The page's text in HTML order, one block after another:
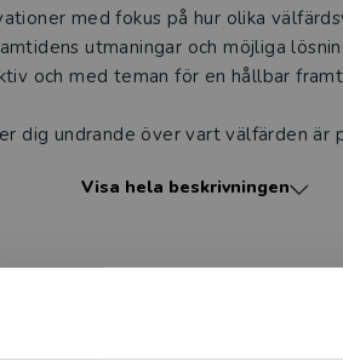
med fokus på hur olika
utmaningar och möjliga
och med teman för en hållbar
dig undrande över vart välfärden är
en framtid inom välfärden i åtanke.
Visa hela beskrivningen